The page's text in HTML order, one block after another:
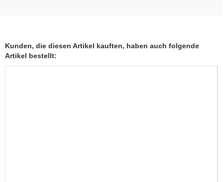
Kunden, die diesen Artikel kauften, haben auch folgende
Artikel bestellt: